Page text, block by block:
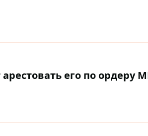
его по ордеру